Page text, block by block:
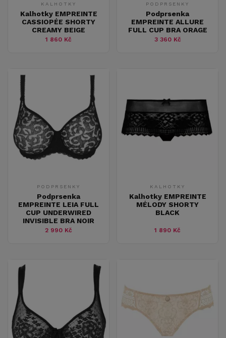
KALHOTKY
Kalhotky EMPREINTE
CASSIOPÉE SHORTY
CREAMY BEIGE
1 860 Kč
PODPRSENKY
Podprsenka
EMPREINTE ALLURE
FULL CUP BRA ORAGE
3 360 Kč
PODPRSENKY
Podprsenka
EMPREINTE LEIA FULL
CUP UNDERWIRED
INVISIBLE BRA NOIR
2 990 Kč
KALHOTKY
Kalhotky EMPREINTE
MÉLODY SHORTY
BLACK
1 890 Kč